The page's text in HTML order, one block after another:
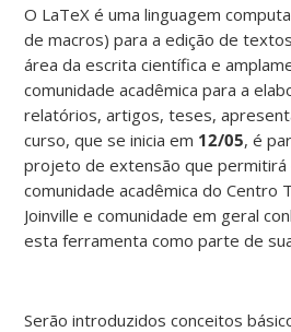
O LaTeX é uma linguagem
de macros) para a edição de
área da escrita científica e
comunidade acadêmica para a
relatórios, artigos, teses,
curso, que se inicia em 12/05, é
projeto de extensão que permitirá
comunidade acadêmica do Centro
Joinville e comunidade em geral
esta ferramenta como parte de
Serão introduzidos conceitos